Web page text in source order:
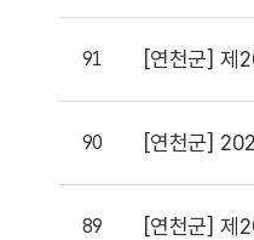
91 [연천군] 제
90 [연천군]
89 [연천군] 제